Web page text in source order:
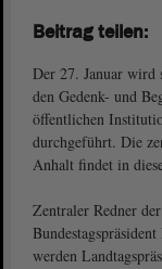
Der 27. Januar wird
den Gedenk- und
öffentlichen
durchgeführt. Die
Anhalt findet in
Zentraler Redner
werden
Beitrag teilen: